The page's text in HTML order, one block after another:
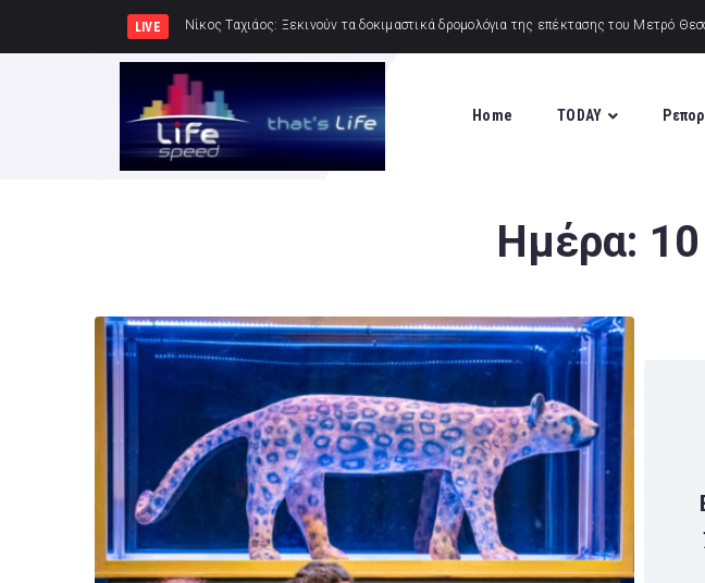
LIVE Δημιουργία Παρατηρητηρ
Home TODAY
Ημέρα: